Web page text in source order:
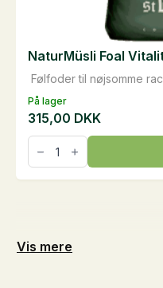
På lager
Følfoder til nøjsomme
NaturMüsli Foal
315,00 DKK
NaturMüsli
Foal
Vitality,
15
Vis mere